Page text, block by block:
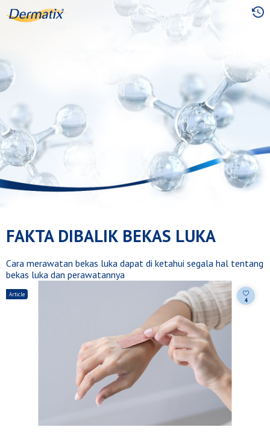
Skip
to
main
FAKTA DIBALIK BEKAS LUKA
Cara merawatan bekas luka dapat di ketahui segala hal tentang
bekas luka dan perawatannya
Article
4